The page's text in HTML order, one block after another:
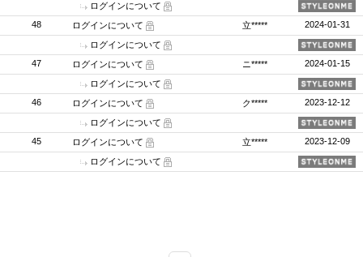
ログインについて
48
ログインについて 立***** 2024-01-31
ログインについて
47
ログインについて ニ***** 2024-01-15
ログインについて
46
ログインについて ク***** 2023-12-12
ログインについて
45
ログインについて 立***** 2023-12-09
ログインについて